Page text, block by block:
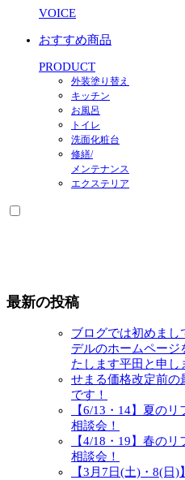
VOICE
おすすめ商品
PRODUCT
外装塗り替え
キッチン
お風呂
トイレ
洗面化粧台
修繕/
メンテナンス
エクステリア
最新の投稿
ブログでは初めまし
デルのホームページ
たします平田と申し
せまる価格改定前の
です！
【6/13・14】夏のリ
相談会！
【4/18・19】春のリ
相談会！
【3月7日(土)・8(日)